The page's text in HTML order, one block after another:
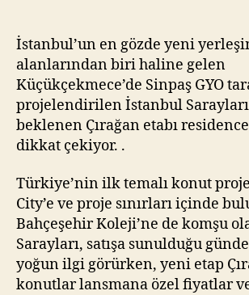
İstanbul’un en gözde yeni
alanlarından biri haline gelen
Küçükçekmece’de Sinpaş GYO
projelendirilen İstanbul
beklenen Çırağan etabı
dikkat çekiyor. .
Türkiye’nin ilk temalı konut
City’e ve proje sınırları içinde
Bahçeşehir Koleji’ne de komşu
Sarayları, satışa sunulduğu
yoğun ilgi görürken, yeni etap
konutlar lansmana özel fiyatlar